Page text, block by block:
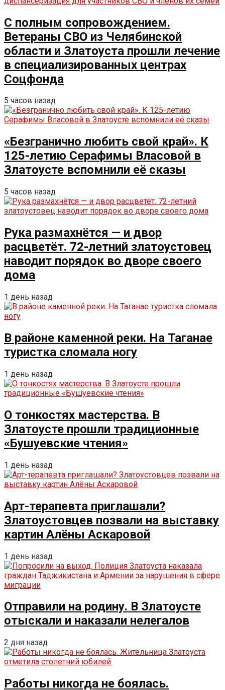
С полным сопровождением.
Ветераны СВО из Челябинской
области и Златоуста прошли лечение
в специализированных центрах
Соцфонда
5 часов назад
«Безгранично любить свой край». К
125-летию Серафимы Власовой в
Златоусте вспомнили её сказы
5 часов назад
Рука размахнётся — и двор
расцветёт. 72-летний златоустовец
наводит порядок во дворе своего
дома
1 день назад
В районе каменной реки. На Таганае
туристка сломала ногу
1 день назад
О тонкостях мастерства. В
Златоусте прошли традиционные
«Бушуевские чтения»
1 день назад
Арт-терапевта приглашали?
Златоустовцев позвали на выставку
картин Алёны Аскаровой
1 день назад
Отправили на родину. В Златоусте
отыскали и наказали нелегалов
2 дня назад
Работы никогда не боялась.